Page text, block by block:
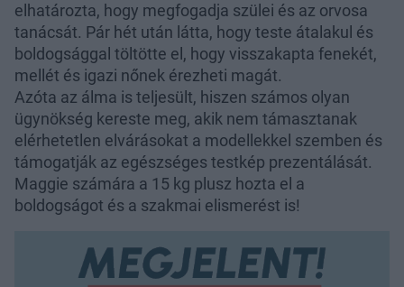
elhatározta, hogy megfogadja szülei és az orvosa
tanácsát. Pár hét után látta, hogy teste átalakul és
boldogsággal töltötte el, hogy visszakapta fenekét,
mellét és igazi nőnek érezheti magát.
Azóta az álma is teljesült, hiszen számos olyan
ügynökség kereste meg, akik nem támasztanak
elérhetetlen elvárásokat a modellekkel szemben és
támogatják az egészséges testkép prezentálását.
Maggie számára a 15 kg plusz hozta el a
boldogságot és a szakmai elismerést is!